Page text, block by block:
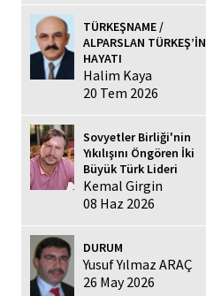
TÜRKEŞNAME /
ALPARSLAN TÜRKEŞ’İN
HAYATI
Halim Kaya
20 Tem 2026
Sovyetler Birliği'nin
Yıkılışını Öngören İki
Büyük Türk Lideri
Kemal Girgin
08 Haz 2026
DURUM
Yusuf Yılmaz ARAÇ
26 May 2026